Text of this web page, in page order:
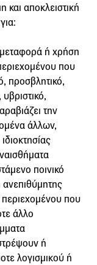
και αποκλειστική
ή χρήση
που
προσβλητικό,
την
άλλων,
ποινικό
που
άλλο
ή
λογισμικού ή